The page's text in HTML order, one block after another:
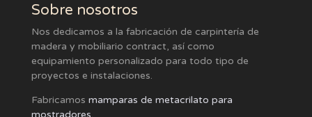
Sobre nosotros
Nos dedicamos a la fabricación de carpintería de
madera y mobiliario contract, así como
equipamiento personalizado para todo tipo de
proyectos e instalaciones.
Fabricamos mamparas de metacrilato para
mostradores.